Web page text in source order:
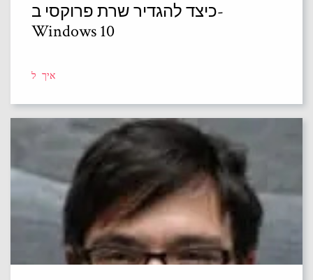
כיצד להגדיר שרת פרוקסי ב-
Windows 10
איך ל